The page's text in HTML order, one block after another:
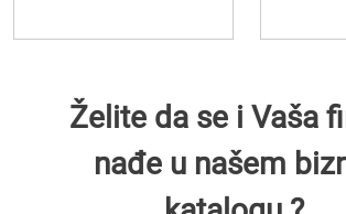
Želite da se i Vaša
nađe u našem